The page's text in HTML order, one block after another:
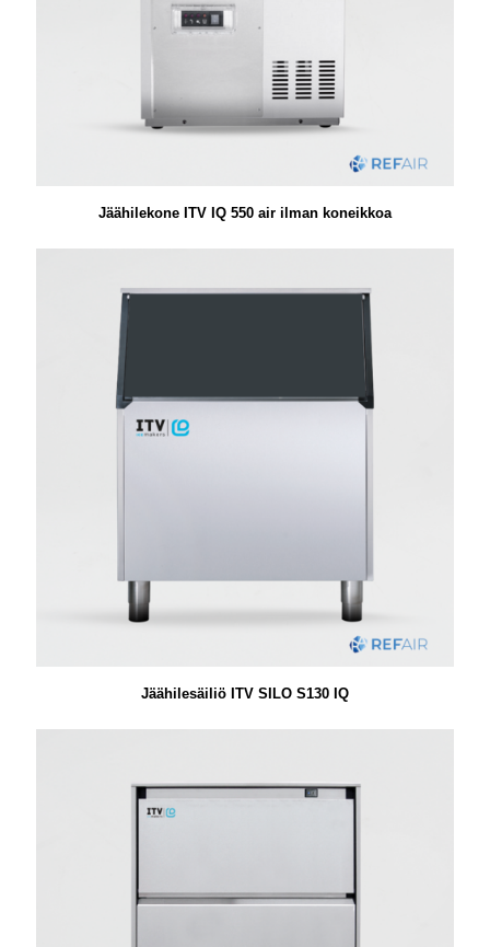
Jäähilekone ITV IQ 550 air ilman koneikkoa
Jäähilesäiliö ITV SILO S130 IQ